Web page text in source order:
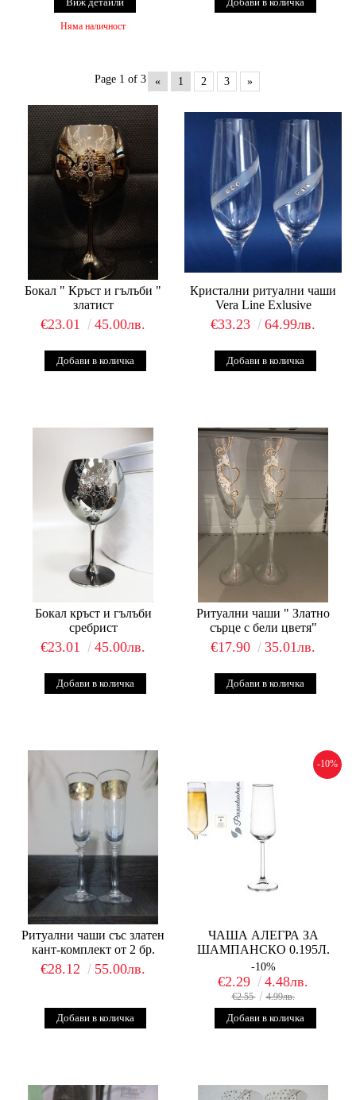
Няма наличност
Page 1 of 3 « 1 2 3 »
Бокал " Кръст и гълъби "
златист
€23.01 45.00лв.
Кристални ритуални чаши
Vera Line Exlusive
€33.23 64.99лв.
Бокал кръст и гълъби
сребрист
€23.01 45.00лв.
Ритуални чаши " Златно
сърце с бели цветя"
€17.90 35.01лв.
Ритуални чаши със златен
кант-комплект от 2 бр.
€28.12 55.00лв.
-10%
ЧАША АЛЕГРА ЗА
ШАМПАНСКО 0.195Л.
-10%
€2.29 4.48лв.
€2.55 4.99лв.